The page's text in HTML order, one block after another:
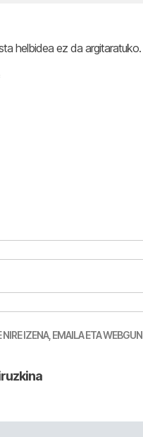
helbidea ez da argitaratuko.
NIRE IZENA, EMAILA ETA